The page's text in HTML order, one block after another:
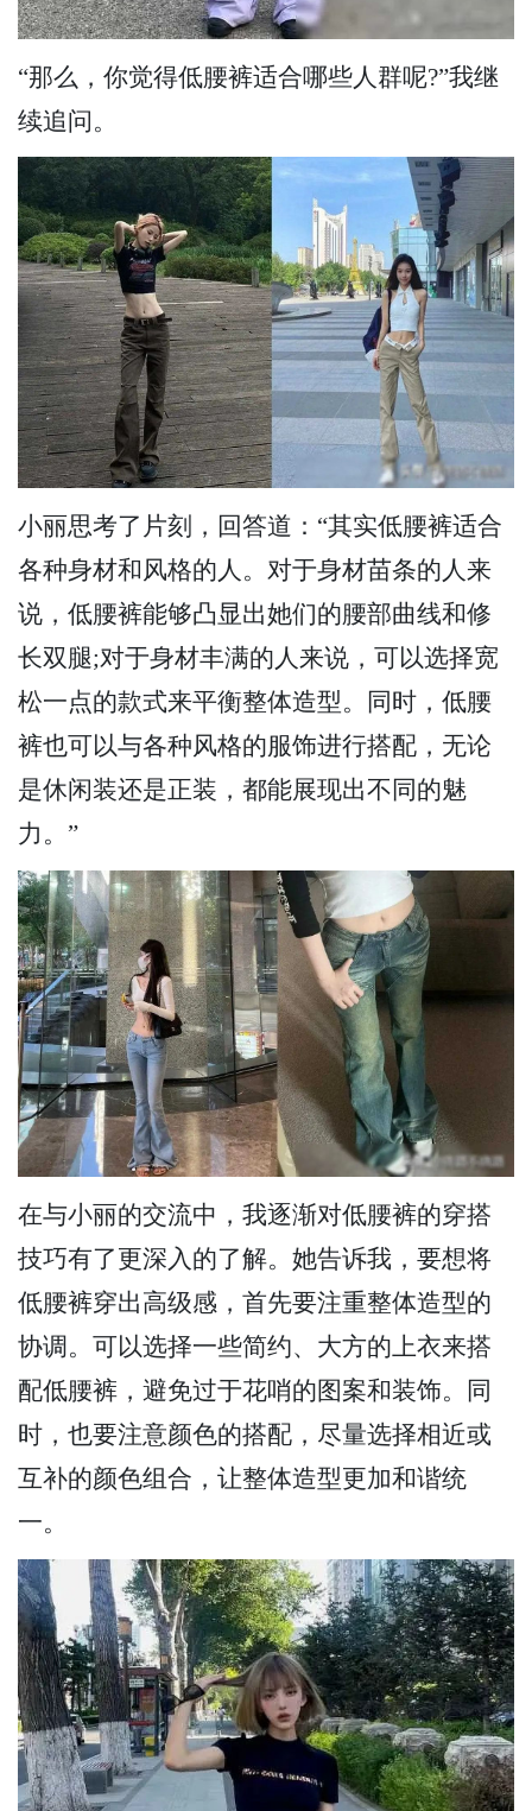
“那么，你觉得低腰裤适合哪些人群呢?”我继
续追问。
小丽思考了片刻，回答道：“其实低腰裤适合
各种身材和风格的人。对于身材苗条的人来
说，低腰裤能够凸显出她们的腰部曲线和修
长双腿;对于身材丰满的人来说，可以选择宽
松一点的款式来平衡整体造型。同时，低腰
裤也可以与各种风格的服饰进行搭配，无论
是休闲装还是正装，都能展现出不同的魅
力。”
在与小丽的交流中，我逐渐对低腰裤的穿搭
技巧有了更深入的了解。她告诉我，要想将
低腰裤穿出高级感，首先要注重整体造型的
协调。可以选择一些简约、大方的上衣来搭
配低腰裤，避免过于花哨的图案和装饰。同
时，也要注意颜色的搭配，尽量选择相近或
互补的颜色组合，让整体造型更加和谐统
一。